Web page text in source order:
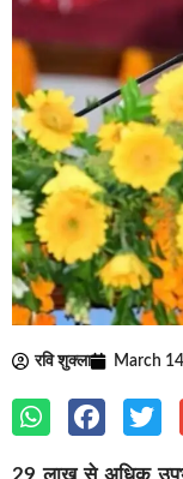
रवि शुक्ला March
29 लाख से अधिक